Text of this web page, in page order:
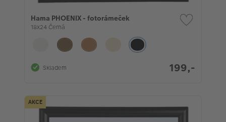
Hama PHOENIX - fotorámeček
18x24 Černá
Skladem 199,-
AKCE